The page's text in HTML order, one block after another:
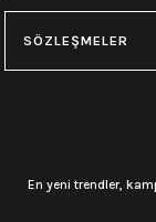
SÖZLEŞMELER
En yeni trendler,